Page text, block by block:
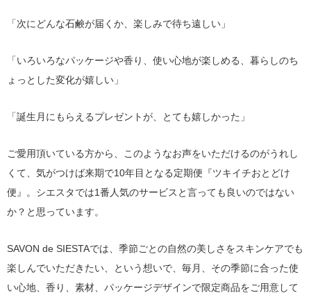
「次にどんな石鹸が届くか、楽しみで待ち遠しい」
「いろいろなパッケージや香り、使い心地が楽しめる、暮らしのち
ょっとした変化が嬉しい」
「誕生月にもらえるプレゼントが、とても嬉しかった」
ご愛用頂いている方から、このようなお声をいただけるのがうれし
くて、気がつけば来期で10年目となる定期便『ツキイチおとどけ
便』。シエスタでは1番人気のサービスと言っても良いのではない
か？と思っています。
SAVON de SIESTAでは、季節ごとの自然の美しさをスキンケアでも
楽しんでいただきたい、という想いで、毎月、その季節に合った使
い心地、香り、素材、パッケージデザインで限定商品をご用意して